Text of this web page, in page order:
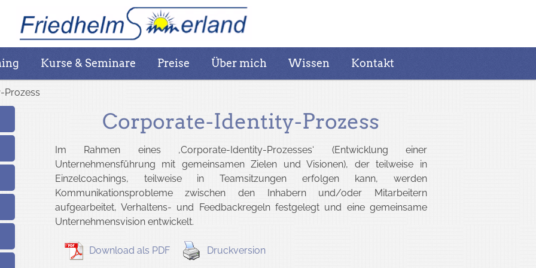
für Psychotherapie in Berlin
Kurse & Seminare Preise Über mich Wissen Kontakt
Prozess
Corporate-Identity-Prozess
Im Rahmen eines ‚Corporate-Identity-Prozesses‘ (Entwicklung einer
Unternehmensführung mit gemeinsamen Zielen und Visionen), der teilweise in
Einzelcoachings, teilweise in Teamsitzungen erfolgen kann, werden
Kommunikationsprobleme zwischen den Inhabern und/oder Mitarbeitern
aufgearbeitet, Verhaltens- und Feedbackregeln festgelegt und eine gemeinsame
Unternehmensvision entwickelt.
Download als PDF Druckversion